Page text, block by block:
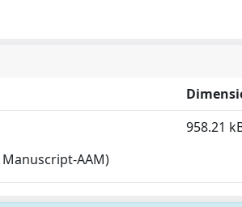
Manuscript-AAM)
958.21